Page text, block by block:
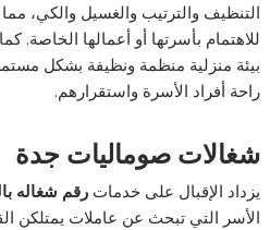
التنظيف والترتيب والغسيل والكي، مما
للاهتمام بأسرتها أو أعمالها الخاصة.
بيئة منزلية منظمة ونظيفة بشكل
راحة أفراد الأسرة واستقرارهم.
شغالات صوماليات جدة
يزداد الإقبال على خدماترقم شغاله
الأسر التي تبحث عن عاملات يمتلكن